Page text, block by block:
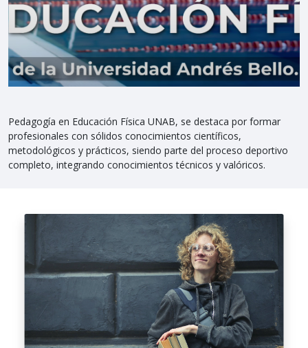
Pedagogía en Educación Física UNAB, se destaca por formar
profesionales con sólidos conocimientos científicos,
metodológicos y prácticos, siendo parte del proceso deportivo
completo, integrando conocimientos técnicos y valóricos.